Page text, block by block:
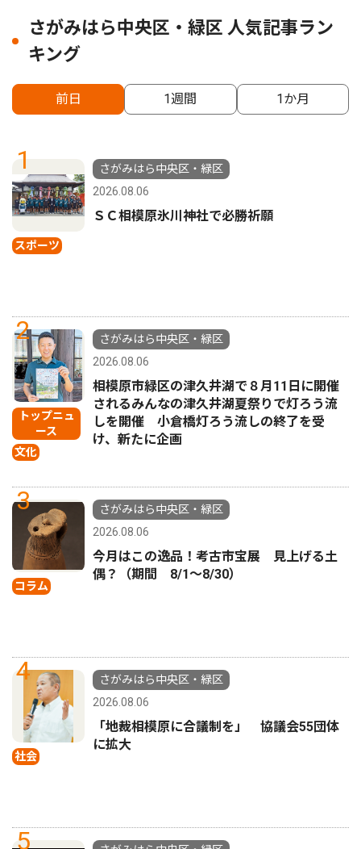
さがみはら中央区・緑区 人気記事ラン
キング
前日 1週間 1か月
1
スポーツ
さがみはら中央区・緑区
2026.08.06
ＳＣ相模原氷川神社で必勝祈願
2
トップニュ
ース
文化
さがみはら中央区・緑区
2026.08.06
相模原市緑区の津久井湖で８月11日に開催
されるみんなの津久井湖夏祭りで灯ろう流
しを開催 小倉橋灯ろう流しの終了を受
け、新たに企画
3
コラム
さがみはら中央区・緑区
2026.08.06
今月はこの逸品！考古市宝展 見上げる土
偶？（期間 8/1〜8/30）
4
社会
さがみはら中央区・緑区
2026.08.06
「地裁相模原に合議制を」 協議会55団体
に拡大
5